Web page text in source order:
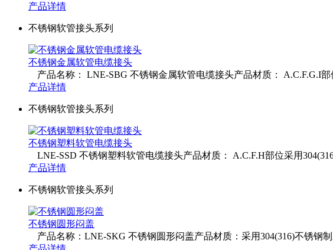
产品详情
不锈钢软管接头系列
不锈钢金属软管电缆接头
产品名称： LNE-SBG 不锈钢金属软管电缆接头产品材质： A.C.F.G.I部
产品详情
不锈钢软管接头系列
不锈钢塑料软管电缆接头
LNE-SSD 不锈钢塑料软管电缆接头产品材质： A.C.F.H部位采用
产品详情
不锈钢软管接头系列
不锈钢圆形闷盖
产品名称：LNE-SKG 不锈钢圆形闷盖产品材质：采用304(316)不锈钢